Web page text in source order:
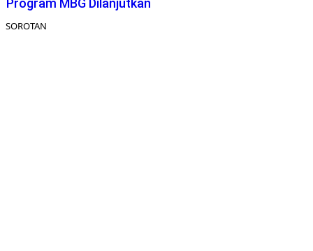
Program MBG Dilanjutkan
SOROTAN